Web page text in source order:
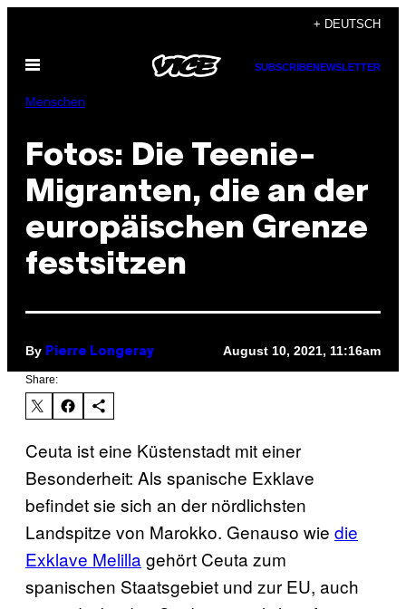
content
+ DEUTSCH
Open
SUBSCRIBENEWSLETTER
Menschen
Fotos: Die Teenie-
Migranten, die an der
europäischen Grenze
festsitzen
By Pierre Longeray August 10, 2021, 11:16am
Share:
Ceuta ist eine Küstenstadt mit einer
Besonderheit: Als spanische Exklave
befindet sie sich an der nördlichsten
Landspitze von Marokko. Genauso wie die
Exklave Melilla gehört Ceuta zum
spanischen Staatsgebiet und zur EU, auch